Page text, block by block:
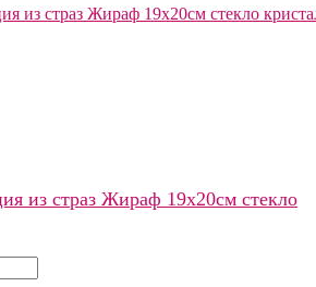
из страз Жираф 19х20см стекло